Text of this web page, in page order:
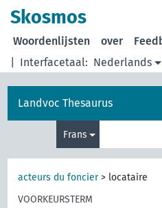
Skosmos
Interfacetaal: Nederlands
Woordenlijsten over
Landvoc Thesaurus
Frans
acteurs du foncier> locataire
VOORKEURSTERM